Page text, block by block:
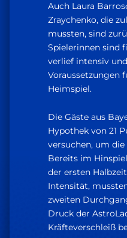
Auch Laura
Zraychenko, die
mussten, sind
Spielerinnen sind
verlief intensiv
Voraussetzungen
Heimspiel.
Die Gäste aus
Hypothek von 21
versuchen, um
Bereits im
der ersten
Intensität,
zweiten
Druck der
Kräfteverschleiß